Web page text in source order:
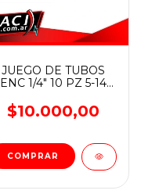
JUEGO DE TUBOS
ENC 1/4" 10 PZ 5-14
$10.000,00